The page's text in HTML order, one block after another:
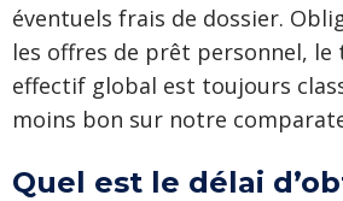
éventuels frais de dossier.
les offres de prêt personnel, le
effectif global est toujours
moins bon sur notre
Quel est le délai